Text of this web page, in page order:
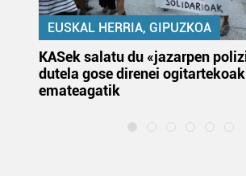
EUSKAL HERRIA, GIPUZKOA
KASek salatu du «jazarpen
dutela gose direnei ogitartekoak
emateagatik